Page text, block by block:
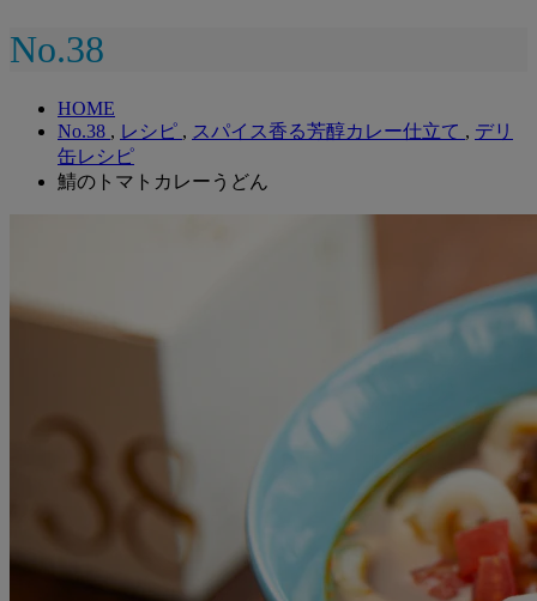
No.38
HOME
No.38 , レシピ , スパイス香る芳醇カレー仕立て , デリ
缶レシピ
鯖のトマトカレーうどん